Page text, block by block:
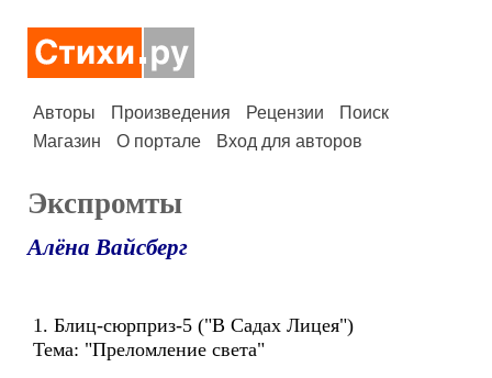
Авторы Произведения Рецензии
Поиск
Магазин
О портале Вход для авторов
Экспромты
Алёна Вайсберг
1. Блиц-сюрприз-5 ("В Садах Лицея")
Тема: "Преломление света"